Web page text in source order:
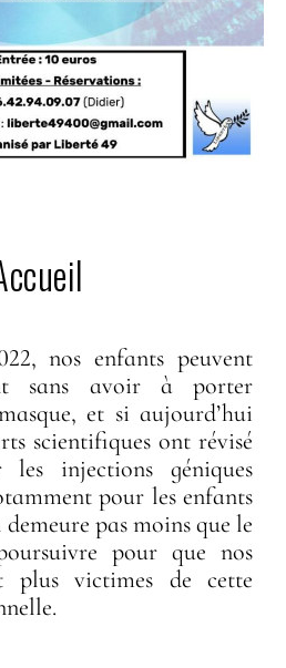
nos enfants peuvent
sans avoir à porter
et si aujourd’hui
scientifiques ont révisé
injections géniques
pour les enfants
demeure pas moins que le
pour que nos
plus victimes de cette